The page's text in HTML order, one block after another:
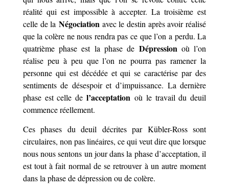
réalité qui est impossible à accepter. La troisième est
celle de la Négociation avec le destin après avoir réalisé
que la colère ne nous rendra pas ce que l’on a perdu. La
quatrième phase est la phase de Dépression où l’on
réalise peu à peu que l’on ne pourra pas ramener la
personne qui est décédée et qui se caractérise par des
sentiments de désespoir et d’impuissance. La dernière
phase est celle del’acceptation où le travail du deuil
commence réellement.
Ces phases du deuil décrites par Kübler-Ross sont
circulaires, non pas linéaires, ce qui veut dire que lorsque
nous nous sentons un jour dans la phase d’acceptation, il
est tout à fait normal de se retrouver à un autre moment
dans la phase de dépression ou de colère.